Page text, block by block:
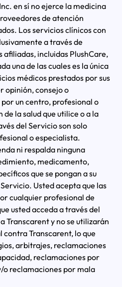
en sí no ejerce la medicina
de atención
Los servicios clínicos con
a través de
incluidas PlushCare,
una de las cuales es la única
médicos prestados por sus
opinión, consejo o
un centro, profesional o
la salud que utilice o a la
del Servicio son solo
o especialista.
ni respalda ninguna
medicamento,
que se pongan a su
Usted acepta que las
cualquier profesional de
usted acceda a través del
Transcarent y no se utilizarán
contra Transcarent, lo que
arbitrajes, reclamaciones
reclamaciones por
o reclamaciones por mala